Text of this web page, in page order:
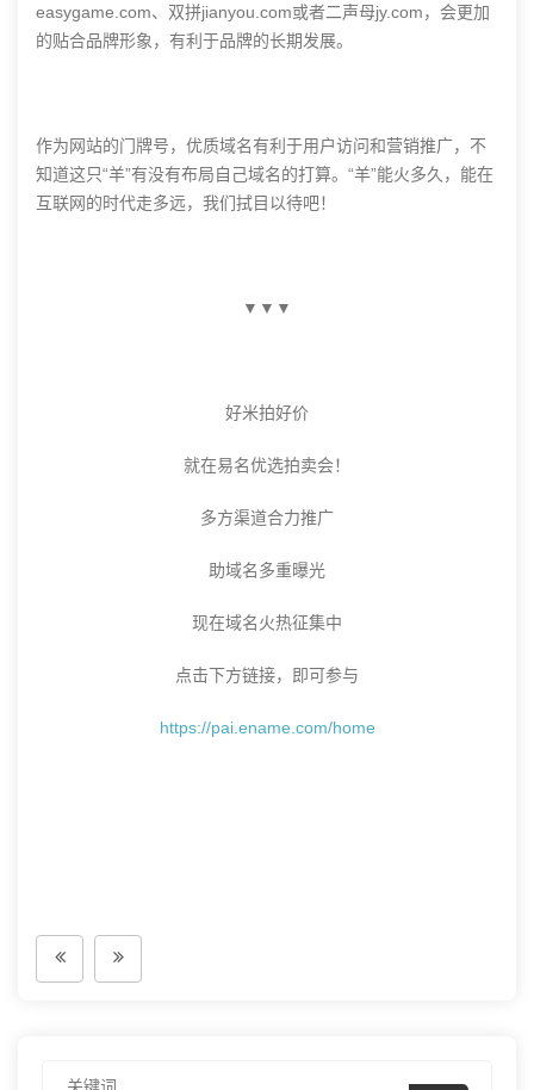
easygame.com、双拼jianyou.com或者二声母jy.com，会更加
的贴合品牌形象，有利于品牌的长期发展。
作为网站的门牌号，优质域名有利于用户访问和营销推广，不
知道这只“羊”有没有布局自己域名的打算。“羊”能火多久，能在
互联网的时代走多远，我们拭目以待吧！
▼▼▼
好米拍好价
就在易名优选拍卖会！
多方渠道合力推广
助域名多重曝光
现在域名火热征集中
点击下方链接，即可参与
https://pai.ename.com/home